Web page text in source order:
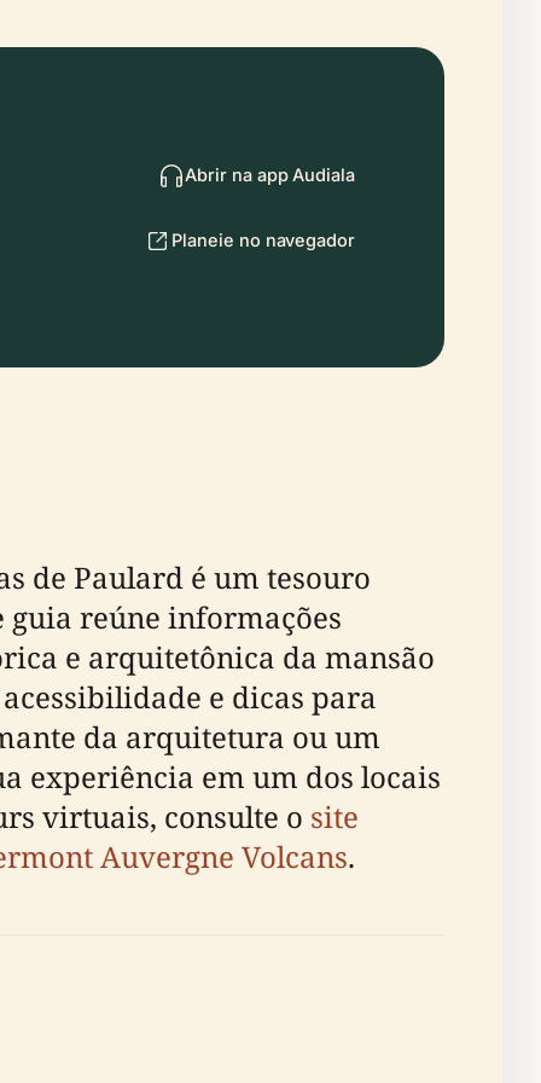
Abrir na app Audiala
Planeie no navegador
de Paulard é um tesouro
reúne informações
e arquitetônica da mansão
e dicas para
da arquitetura ou um
experiência em um dos locais
virtuais, consulte o site
Auvergne Volcans.